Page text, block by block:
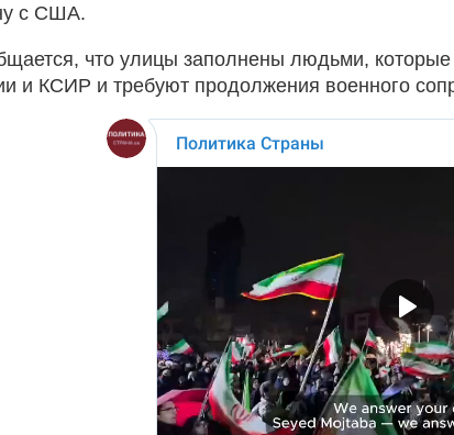
с США.
что улицы заполнены людьми,
и КСИР и требуют продолжения военного